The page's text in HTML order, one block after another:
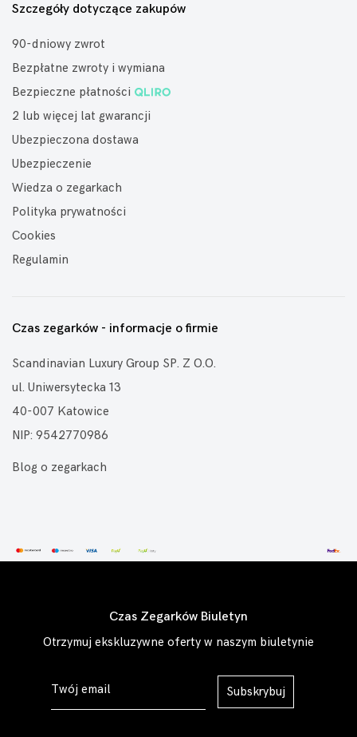
Szczegóły dotyczące zakupów
90-dniowy zwrot
Bezpłatne zwroty i wymiana
Bezpieczne płatności
2 lub więcej lat gwarancji
Ubezpieczona dostawa
Ubezpieczenie
Wiedza o zegarkach
Polityka prywatności
Cookies
Regulamin
Czas zegarków - informacje o firmie
Scandinavian Luxury Group SP. Z O.O.
ul. Uniwersytecka 13
40-007 Katowice
NIP: 9542770986
Blog o zegarkach
Czas Zegarków Biuletyn
Otrzymuj ekskluzywne oferty w naszym biuletynie
Subskrybuj